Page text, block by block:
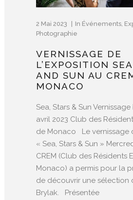
2 Mai 2023 In Événements
Photographie
VERNISSAGE DE
L’EXPOSITION
AND SUN AU
MONACO
Sea, Stars & Sun
avril 2023 Club des
de Monaco Le vernissage
« Sea, Stars & Sun »
CREM (Club des Résidents
Monaco) a permis pour la
de découvrir une sélection
Brylak. Présentée